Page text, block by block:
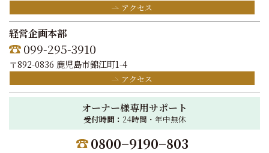
アクセス
経営企画本部
099-295-3910
〒892-0836 鹿児島市錦江町1-4
アクセス
オーナー様専用サポート
受付時間： 24時間・年中無休
0800−9190−803